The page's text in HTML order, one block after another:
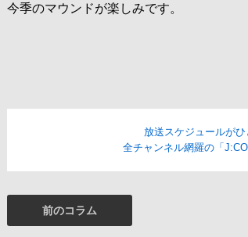
今季のマウンドが楽しみです。
放送スケジュールがひ
全チャンネル網羅の「
前のコラム